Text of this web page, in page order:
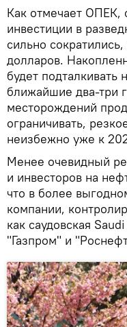
Как отмечает ОПЕК,
инвестиции в
сильно
долларов.
будет подталкивать
ближайшие два-три
месторождений
ограничивать,
неизбежно уже к
Менее очевидный
и инвесторов на
что в более
компании,
как саудовская
"Газпром" и